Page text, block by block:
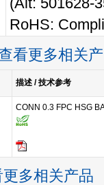
(Alt: 501628-
RoHS:
看更多相关
描述 / 技术参考
CONN 0.3 FPC HSG
多相关产品